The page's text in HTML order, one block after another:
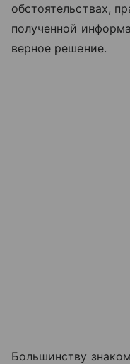
обстоятельствах,
полученной
верное решение.
Большинству